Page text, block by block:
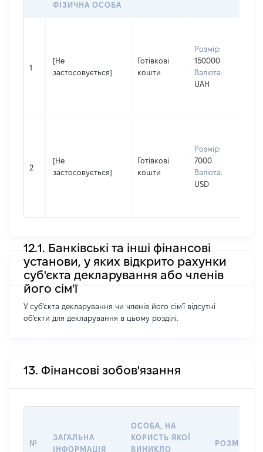
ФІЗИЧНА ОСОБА
1
[Не
застосовується]
Готівкові
кошти
Розмір:
150000
Валюта:
UAH
2
[Не
застосовується]
Готівкові
кошти
Розмір:
7000
Валюта:
USD
12.1. Банківські та інші фінансові
установи, у яких відкрито рахунки
суб'єкта декларування або членів
його сім'ї
У суб'єкта декларування чи членів його сім'ї відсутні
об'єкти для декларування в цьому розділі.
13. Фінансові зобов'язання
№
ЗАГАЛЬНА
ІНФОРМАЦІЯ
ОСОБА, НА
КОРИСТЬ ЯКОЇ
ВИНИКЛО
РОЗМІР